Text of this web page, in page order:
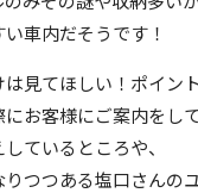
車内だそうです！
見てほしい！ポイン
お客様にご案内をし
ているところや、
りつつある塩口さんの